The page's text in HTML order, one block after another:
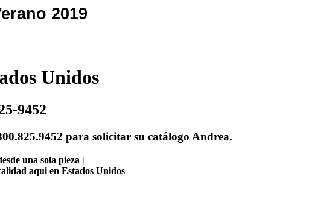
2019
Unidos
9452
para solicitar su catálogo Andrea.
una sola pieza |
aqui en Estados Unidos